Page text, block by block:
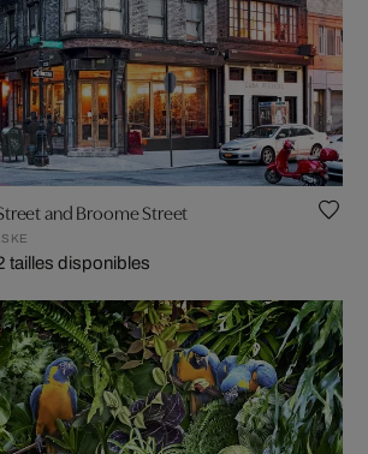
and Broome Street
tailles disponibles